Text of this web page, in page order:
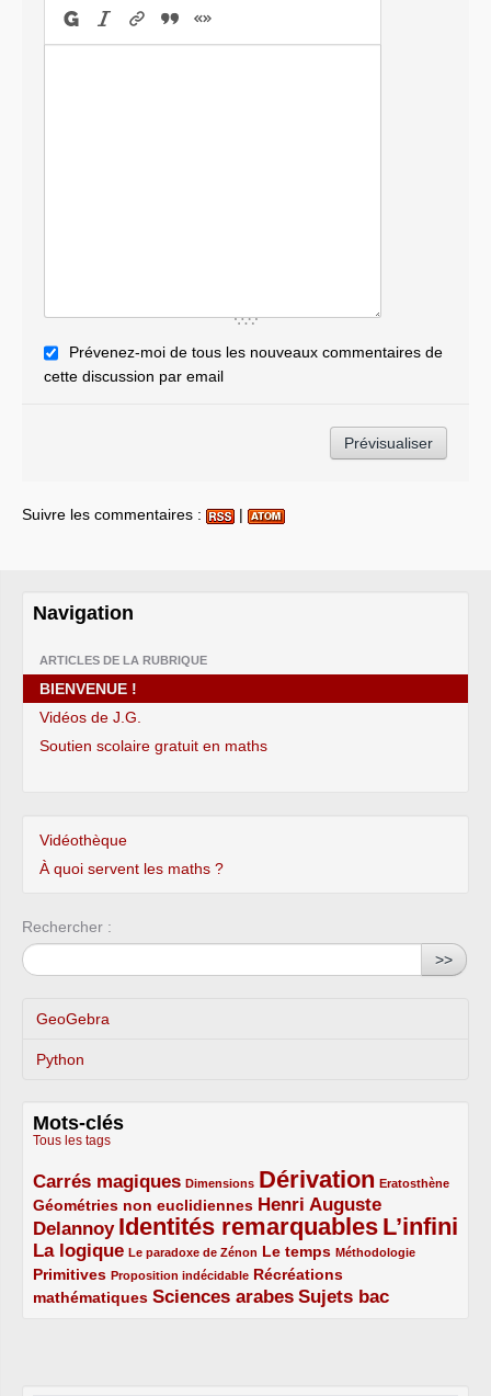
Prévenez-moi de tous les nouveaux commentaires de
cette discussion par email
Suivre les commentaires : |
Navigation
ARTICLES DE LA RUBRIQUE
BIENVENUE !
Vidéos de J.G.
Soutien scolaire gratuit en maths
Vidéothèque
À quoi servent les maths ?
Rechercher :
>>
GeoGebra
Python
Mots-clés
Tous les tags
Carrés magiques
3/5 Dimensions
1/5 Dérivation
5/5 Eratosthène
1/5
Géométries non euclidiennes
2/5
Henri Auguste
Delannoy
3/5 Identités remarquables
5/5 L’infini
5/5
La logique
3/5 Le paradoxe de Zénon
1/5 Le temps
2/5 Méthodologie
1/5
Primitives
2/5 Proposition indécidable
1/5
Récréations
mathématiques
2/5 Sciences arabes
3/5 Sujets bac
3/5